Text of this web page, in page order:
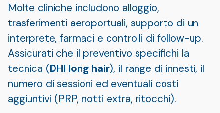
Molte cliniche includono alloggio,
trasferimenti aeroportuali, supporto di un
interprete, farmaci e controlli di follow-up.
Assicurati che il preventivo specifichi la
tecnica (DHI long hair), il range di innesti, il
numero di sessioni ed eventuali costi
aggiuntivi (PRP, notti extra, ritocchi).